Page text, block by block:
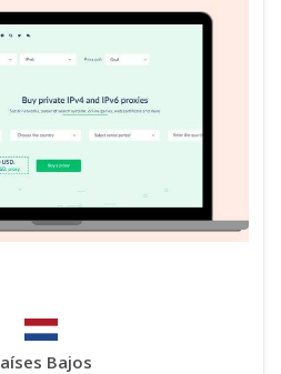
Bajos